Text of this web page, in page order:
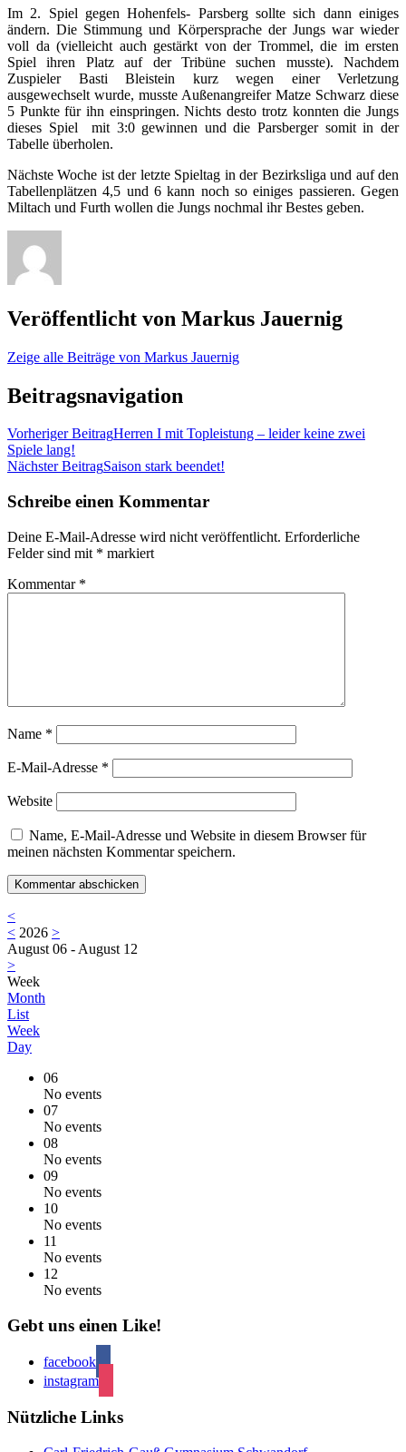
Im 2. Spiel gegen Hohenfels- Parsberg sollte sich dann einiges
ändern. Die Stimmung und Körpersprache der Jungs war wieder
voll da (vielleicht auch gestärkt von der Trommel, die im ersten
Spiel ihren Platz auf der Tribüne suchen musste). Nachdem
Zuspieler Basti Bleistein kurz wegen einer Verletzung
ausgewechselt wurde, musste Außenangreifer Matze Schwarz diese
5 Punkte für ihn einspringen. Nichts desto trotz konnten die Jungs
dieses Spiel mit 3:0 gewinnen und die Parsberger somit in der
Tabelle überholen.
Nächste Woche ist der letzte Spieltag in der Bezirksliga und auf den
Tabellenplätzen 4,5 und 6 kann noch so einiges passieren. Gegen
Miltach und Furth wollen die Jungs nochmal ihr Bestes geben.
Veröffentlicht von Markus Jauernig
Zeige alle Beiträge von Markus Jauernig
Beitragsnavigation
Vorheriger BeitragHerren I mit Topleistung – leider keine zwei
Spiele lang!
Nächster BeitragSaison stark beendet!
Schreibe einen Kommentar
Deine E-Mail-Adresse wird nicht veröffentlicht. Erforderliche
Felder sind mit * markiert
Kommentar *
Name *
E-Mail-Adresse *
Website
Name, E-Mail-Adresse und Website in diesem Browser für
meinen nächsten Kommentar speichern.
<
< 2026 >
August 06 - August 12
>
Week
Month
List
Week
Day
06
No events
07
No events
08
No events
09
No events
10
No events
11
No events
12
No events
Gebt uns einen Like!
facebook
instagram
Nützliche Links